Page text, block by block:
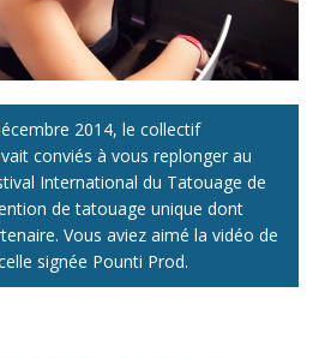
2014, le collectif
conviés à vous replonger au
International du Tatouage de
de tatouage unique dont
Vous aviez aimé la vidéo de
signée Pounti Prod.